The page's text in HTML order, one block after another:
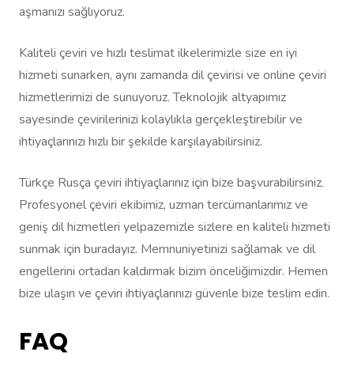
aşmanızı sağlıyoruz.
Kaliteli çeviri ve hızlı teslimat ilkelerimizle size en iyi
hizmeti sunarken, aynı zamanda dil çevirisi ve online çeviri
hizmetlerimizi de sunuyoruz. Teknolojik altyapımız
sayesinde çevirilerinizi kolaylıkla gerçekleştirebilir ve
ihtiyaçlarınızı hızlı bir şekilde karşılayabilirsiniz.
Türkçe Rusça çeviri ihtiyaçlarınız için bize başvurabilirsiniz.
Profesyonel çeviri ekibimiz, uzman tercümanlarımız ve
geniş dil hizmetleri yelpazemizle sizlere en kaliteli hizmeti
sunmak için buradayız. Memnuniyetinizi sağlamak ve dil
engellerini ortadan kaldırmak bizim önceliğimizdir. Hemen
bize ulaşın ve çeviri ihtiyaçlarınızı güvenle bize teslim edin.
FAQ